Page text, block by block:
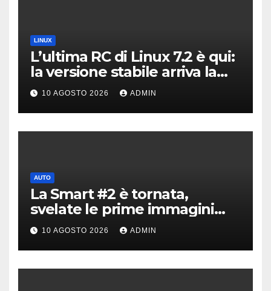
LINUX
L’ultima RC di Linux 7.2 è qui:
la versione stabile arriva la
prossima settimana
10 AGOSTO 2026 ADMIN
AUTO
La Smart #2 è tornata,
svelate le prime immagini
dell’erede della Fortwo
10 AGOSTO 2026 ADMIN